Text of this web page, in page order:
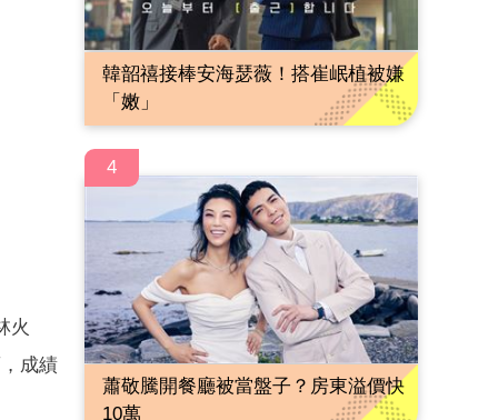
火
成績
韓韶禧接棒安海瑟薇！搭崔岷植被嫌
「嫩」
4
蕭敬騰開餐廳被當盤子？房東溢價快
10萬